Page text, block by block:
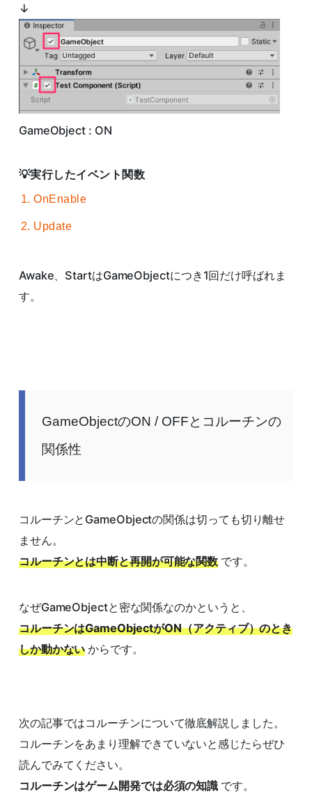
↓
GameObject : ON
実行したイベント関数
OnEnable
Update
Awake、StartはGameObjectにつき1回だけ呼ばれま
す。
GameObjectのON / OFFとコルーチンの
関係性
コルーチンとGameObjectの関係は切っても切り離せ
ません。
コルーチンとは中断と再開が可能な関数 です。
なぜGameObjectと密な関係なのかというと、
コルーチンはGameObjectがON（アクティブ）のとき
しか動かない からです。
次の記事ではコルーチンについて徹底解説しました。
コルーチンをあまり理解できていないと感じたらぜひ
読んでみてください。
コルーチンはゲーム開発では必須の知識 です。